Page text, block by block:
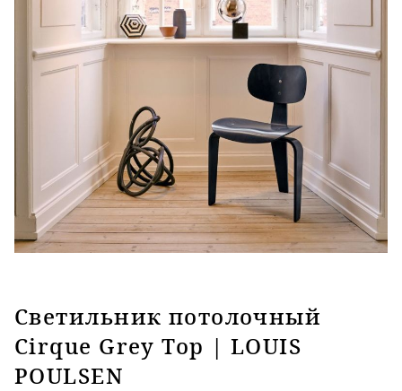
Светильник потолочный
Cirque Grey Top | LOUIS
POULSEN